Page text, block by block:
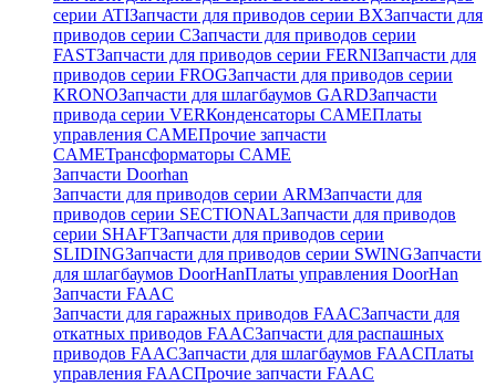
серии ATIЗапчасти для приводов серии BXЗапчасти для
приводов серии CЗапчасти для приводов серии
FASTЗапчасти для приводов серии FERNIЗапчасти для
приводов серии FROGЗапчасти для приводов серии
KRONOЗапчасти для шлагбаумов GARDЗапчасти
привода серии VERКонденсаторы CAMEПлаты
управления CAMEПрочие запчасти
CAMEТрансформаторы CAME
Запчасти Doorhan
Запчасти для приводов серии ARMЗапчасти для
приводов серии SECTIONALЗапчасти для приводов
серии SHAFTЗапчасти для приводов серии
SLIDINGЗапчасти для приводов серии SWINGЗапчасти
для шлагбаумов DoorHanПлаты управления DoorHan
Запчасти FAAC
Запчасти для гаражных приводов FAACЗапчасти для
откатных приводов FAACЗапчасти для распашных
приводов FAACЗапчасти для шлагбаумов FAACПлаты
управления FAACПрочие запчасти FAAC